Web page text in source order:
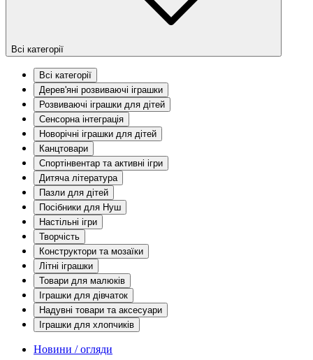
Всі категорії
Всі категорії
Дерев'яні розвиваючі іграшки
Розвиваючі іграшки для дітей
Сенсорна інтеграція
Новорічні іграшки для дітей
Канцтовари
Спортінвентар та активні ігри
Дитяча література
Пазли для дітей
Посібники для Нуш
Настільні ігри
Творчість
Конструктори та мозаїки
Літні іграшки
Товари для малюків
Іграшки для дівчаток
Надувні товари та аксесуари
Іграшки для хлопчиків
Новини / огляди